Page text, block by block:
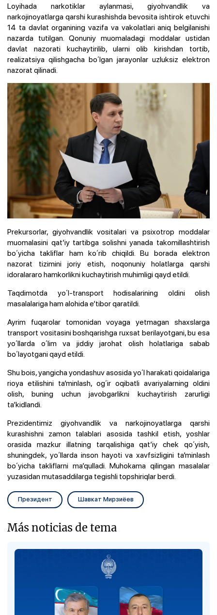
Loyihada narkotiklar aylanmasi, giyohvandlik va
narkojinoyatlarga qarshi kurashishda bevosita ishtirok etuvchi
14 ta davlat organining vazifa va vakolatlari aniq belgilanishi
nazarda tutilgan. Qonuniy muomaladagi moddalar ustidan
davlat nazorati kuchaytirilib, ularni olib kirishdan tortib,
realizatsiya qilishgacha boʻlgan jarayonlar uzluksiz elektron
nazorat qilinadi.
Prekursorlar, giyohvandlik vositalari va psixotrop moddalar
muomalasini qatʼiy tartibga solishni yanada takomillashtirish
boʻyicha takliflar ham koʻrib chiqildi. Bu borada elektron
nazorat tizimini joriy etish, noqonuniy holatlarga qarshi
idoralararo hamkorlikni kuchaytirish muhimligi qayd etildi.
Taqdimotda yoʻl-transport hodisalarining oldini olish
masalalariga ham alohida eʼtibor qaratildi.
Ayrim fuqarolar tomonidan voyaga yetmagan shaxslarga
transport vositasini boshqarishga ruxsat berilayotgani, bu esa
yoʻllarda oʻlim va jiddiy jarohat olish holatlariga sabab
boʻlayotgani qayd etildi.
Shu bois, yangicha yondashuv asosida yoʻl harakati qoidalariga
rioya etilishini taʼminlash, ogʻir oqibatli avariyalarning oldini
olish, buning uchun javobgarlikni kuchaytirish zarurligi
taʼkidlandi.
Prezidentimiz giyohvandlik va narkojinoyatlarga qarshi
kurashishni zamon talablari asosida tashkil etish, yoshlar
orasida mazkur illatning tarqalishiga qatʼiy chek qoʻyish,
shuningdek, yoʻllarda inson hayoti va xavfsizligini taʼminlash
boʻyicha takliflarni maʼqulladi. Muhokama qilingan masalalar
yuzasidan mutasaddilarga tegishli topshiriqlar berdi.
Президент Шавкат Мирзиёев
Más noticias de tema